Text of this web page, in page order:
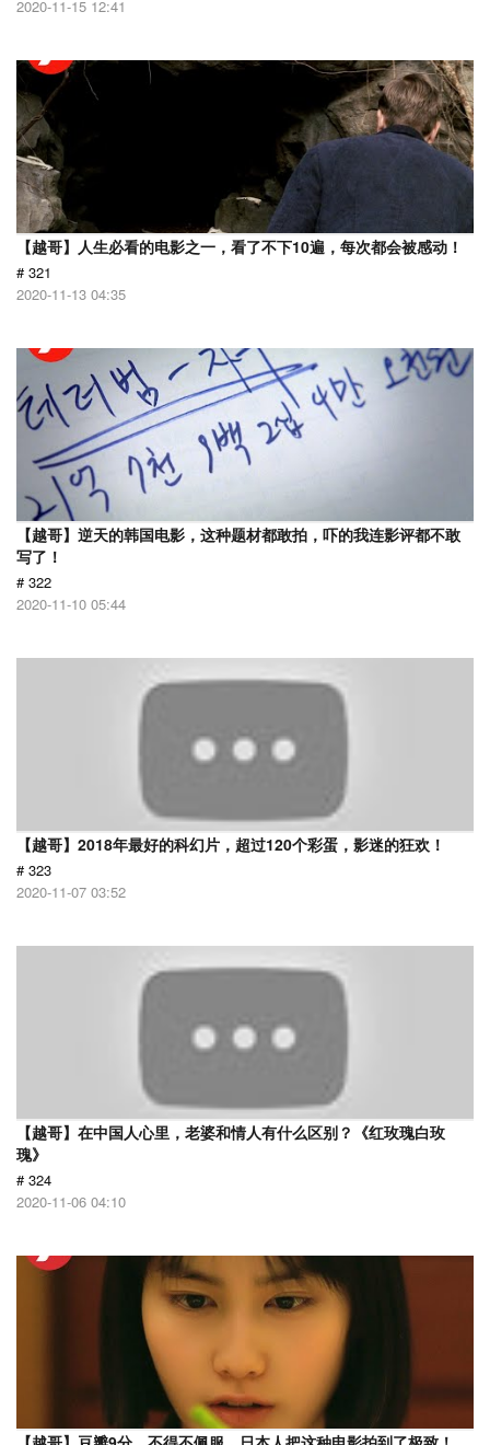
2020-11-15 12:41
【越哥】人生必看的电影之一，看了不下10遍，每次都会被感动！
# 321
2020-11-13 04:35
【越哥】逆天的韩国电影，这种题材都敢拍，吓的我连影评都不敢
写了！
# 322
2020-11-10 05:44
【越哥】2018年最好的科幻片，超过120个彩蛋，影迷的狂欢！
# 323
2020-11-07 03:52
【越哥】在中国人心里，老婆和情人有什么区别？《红玫瑰白玫
瑰》
# 324
2020-11-06 04:10